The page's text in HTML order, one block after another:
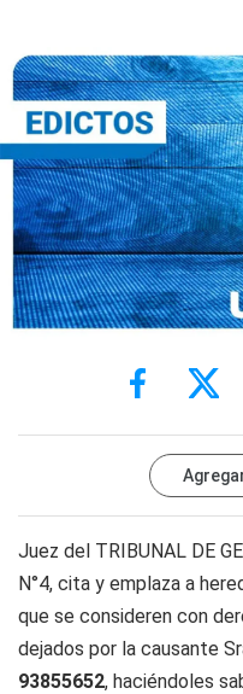
Juez del TRIBUNAL DE
N°4, cita y emplaza a
que se consideren con
dejados por la causante
93855652, haciéndoles